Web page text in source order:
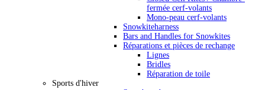
fermée cerf-volants
Mono-peau cerf-volants
Snowkiteharness
Bars and Handles for Snowkites
Réparations et pièces de rechange
Lignes
Bridles
Réparation de toile
Sports d'hiver